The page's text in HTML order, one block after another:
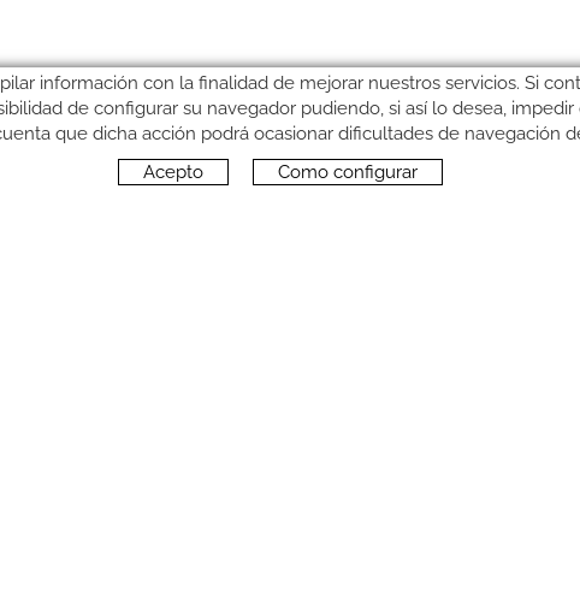
información con la finalidad de mejorar nuestros servicios. Si
de configurar su navegador pudiendo, si así lo desea,
que dicha acción podrá ocasionar dificultades de navegación
Acepto
Como configurar